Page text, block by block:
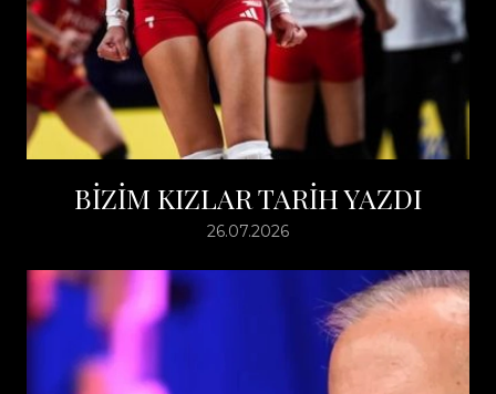
BİZİM KIZLAR TARİH YAZDI
26.07.2026